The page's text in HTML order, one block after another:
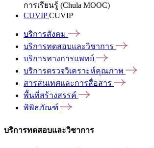
การเรียนรู้ (Chula MOOC)
CUVIPCUVIP
บริการสังคม
บริการทดสอบและวิชาการ
บริการทางการแพทย์
บริการตรวจวิเคราะห์คุณภาพ
สารสนเทศและการสื่อสาร
พื้นที่สร้างสรรค์
พิพิธภัณฑ์
บริการทดสอบและวิชาการ